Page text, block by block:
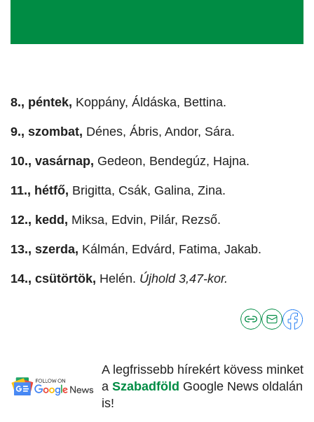
8., péntek, Koppány, Áldáska, Bettina.
9., szombat, Dénes, Ábris, Andor, Sára.
10., vasárnap, Gedeon, Bendegúz, Hajna.
11., hétfő, Brigitta, Csák, Galina, Zina.
12., kedd, Miksa, Edvin, Pilár, Rezső.
13., szerda, Kálmán, Edvárd, Fatima, Jakab.
14., csütörtök, Helén. Újhold 3,47-kor.
A legfrissebb hírekért kövess minket
a Szabadföld Google News oldalán
is!